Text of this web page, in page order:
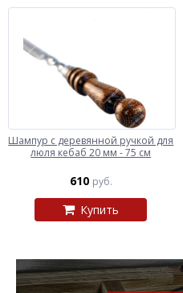
Шампур с деревянной ручкой для
люля кебаб 20 мм - 75 см
610 руб.
Купить